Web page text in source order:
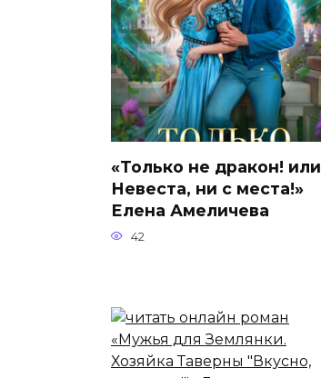
«Только не дракон! или
Невеста, ни с места!»
Елена Амеличева
42